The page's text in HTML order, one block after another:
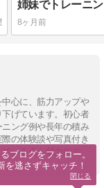
8ヶ月前
心に、筋力アップや
げています。初心者
ング例や長年の積み
の体験談や写真付き
いる点も魅力的で
ブログをフォロー。
を逃さずキャッチ！
閉じる